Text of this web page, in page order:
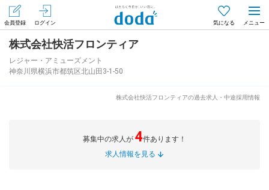
会員登録 ログイン 気になる
会員登録（無料）
株式会社快活フロンティア
レジャー・アミューズメント
神奈川県横浜市都筑区北山田3-1-50
株式会社快活フロンティアの過去求人・中途採用情報
募集中の求人が 4件あります！
求人情報を見る